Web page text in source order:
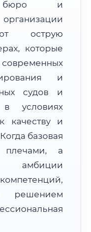
ФИС ФРДО
и просмотра
бюро и
острую
которые
и
судов и
условиях
качеству и
базовая
плечами, а
амбиции
решением